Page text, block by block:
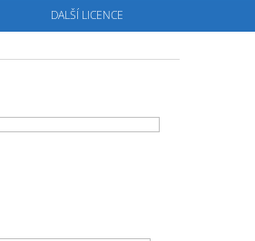
DALŠÍ LICENCE